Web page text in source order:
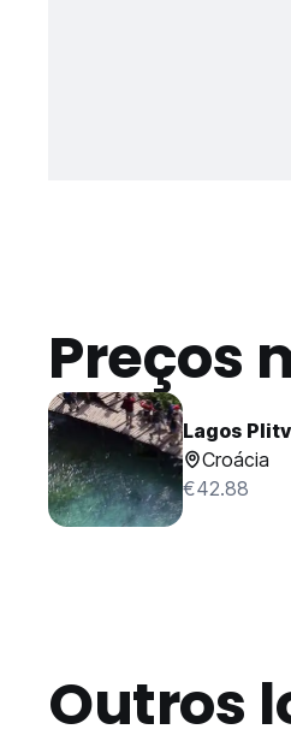
Preços
Lagos
Croácia
€42.88
Outros